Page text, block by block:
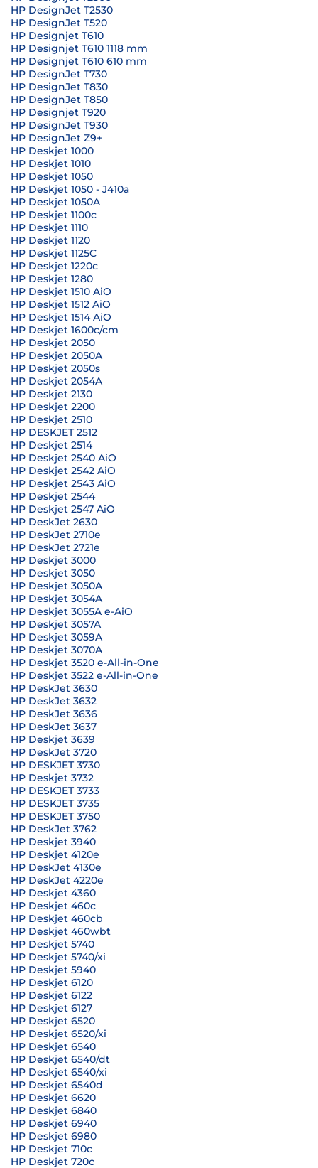
HP DesignJet T2530
HP DesignJet T520
HP Designjet T610
HP Designjet T610 1118 mm
HP Designjet T610 610 mm
HP DesignJet T730
HP DesignJet T830
HP DesignJet T850
HP Designjet T920
HP DesignJet T930
HP DesignJet Z9+
HP Deskjet 1000
HP Deskjet 1010
HP Deskjet 1050
HP Deskjet 1050 - J410a
HP Deskjet 1050A
HP Deskjet 1100c
HP Deskjet 1110
HP Deskjet 1120
HP Deskjet 1125C
HP Deskjet 1220c
HP Deskjet 1280
HP Deskjet 1510 AiO
HP Deskjet 1512 AiO
HP Deskjet 1514 AiO
HP Deskjet 1600c/cm
HP Deskjet 2050
HP Deskjet 2050A
HP Deskjet 2050s
HP Deskjet 2054A
HP Deskjet 2130
HP Deskjet 2200
HP Deskjet 2510
HP DESKJET 2512
HP Deskjet 2514
HP Deskjet 2540 AiO
HP Deskjet 2542 AiO
HP Deskjet 2543 AiO
HP Deskjet 2544
HP Deskjet 2547 AiO
HP DeskJet 2630
HP DeskJet 2710e
HP DeskJet 2721e
HP Deskjet 3000
HP Deskjet 3050
HP Deskjet 3050A
HP Deskjet 3054A
HP Deskjet 3055A e-AiO
HP Deskjet 3057A
HP Deskjet 3059A
HP Deskjet 3070A
HP Deskjet 3520 e-All-in-One
HP Deskjet 3522 e-All-in-One
HP DeskJet 3630
HP DeskJet 3632
HP DeskJet 3636
HP DeskJet 3637
HP Deskjet 3639
HP DeskJet 3720
HP DESKJET 3730
HP Deskjet 3732
HP DESKJET 3733
HP DESKJET 3735
HP DESKJET 3750
HP DeskJet 3762
HP Deskjet 3940
HP Deskjet 4120e
HP DeskJet 4130e
HP DeskJet 4220e
HP Deskjet 4360
HP Deskjet 460c
HP Deskjet 460cb
HP Deskjet 460wbt
HP Deskjet 5740
HP Deskjet 5740/xi
HP Deskjet 5940
HP Deskjet 6120
HP Deskjet 6122
HP Deskjet 6127
HP Deskjet 6520
HP Deskjet 6520/xi
HP Deskjet 6540
HP Deskjet 6540/dt
HP Deskjet 6540/xi
HP Deskjet 6540d
HP Deskjet 6620
HP Deskjet 6840
HP Deskjet 6940
HP Deskjet 6980
HP Deskjet 710c
HP Deskjet 720c